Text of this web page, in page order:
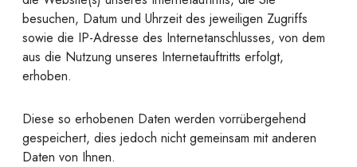
besuchen, Datum und Uhrzeit des jeweiligen Zugriffs
sowie die IP-Adresse des Internetanschlusses, von dem
aus die Nutzung unseres Internetauftritts erfolgt,
erhoben.
Diese so erhobenen Daten werden vorrübergehend
gespeichert, dies jedoch nicht gemeinsam mit anderen
Daten von Ihnen.